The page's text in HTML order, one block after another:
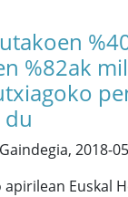
%82ak
du
Gaindegia, 2018-
apirilean Euskal